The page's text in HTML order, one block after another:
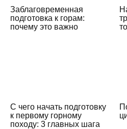
Заблаговременная
подготовка к горам:
почему это важно
С чего начать подготовку
к первому горному
походу: 3 главных шага